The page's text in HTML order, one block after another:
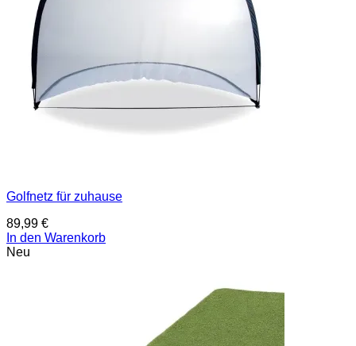
Golfnetz für zuhause
89,99 €
In den Warenkorb
Neu